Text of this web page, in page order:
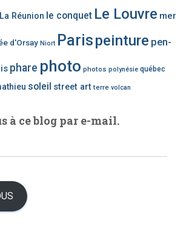
La Réunion le conquet Le Louvre mer
d'Orsay Niort Parispeinture pen-
phare photo photos polynésie québec
soleil street art terre volcan
à ce blog par e-mail.